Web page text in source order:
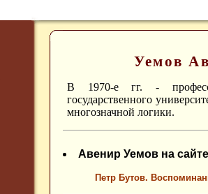
Уемов
В 1970-е гг. -
государственного
многозначной логики.
Авенир Уемов на
Петр Бутов.